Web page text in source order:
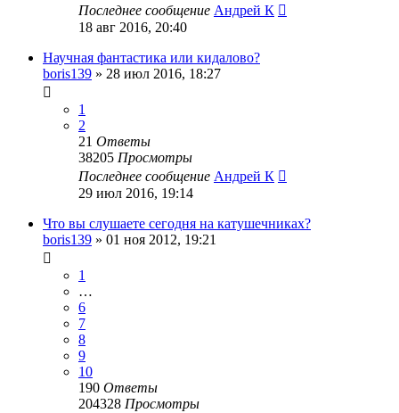
Последнее сообщение Андрей К
18 авг 2016, 20:40
Научная фантастика или кидалово?
boris139 » 28 июл 2016, 18:27
1
2
21 Ответы
38205 Просмотры
Последнее сообщение Андрей К
29 июл 2016, 19:14
Что вы слушаете сегодня на катушечниках?
boris139 » 01 ноя 2012, 19:21
1
…
6
7
8
9
10
190 Ответы
204328 Просмотры